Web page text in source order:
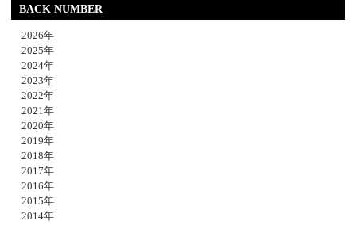
BACK NUMBER
2026年
2025年
2024年
2023年
2022年
2021年
2020年
2019年
2018年
2017年
2016年
2015年
2014年